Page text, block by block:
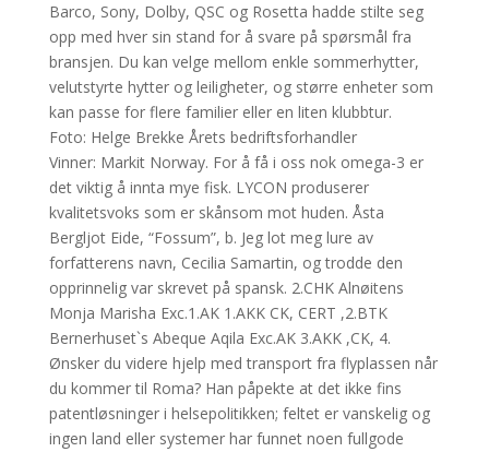
Barco, Sony, Dolby, QSC og Rosetta hadde stilte seg
opp med hver sin stand for å svare på spørsmål fra
bransjen. Du kan velge mellom enkle sommerhytter,
velutstyrte hytter og leiligheter, og større enheter som
kan passe for flere familier eller en liten klubbtur.
Foto: Helge Brekke Årets bedriftsforhandler
Vinner: Markit Norway. For å få i oss nok omega-3 er
det viktig å innta mye fisk. LYCON produserer
kvalitetsvoks som er skånsom mot huden. Åsta
Bergljot Eide, “Fossum”, b. Jeg lot meg lure av
forfatterens navn, Cecilia Samartin, og trodde den
opprinnelig var skrevet på spansk. 2.CHK Alnøitens
Monja Marisha Exc.1.AK 1.AKK CK, CERT ,2.BTK
Bernerhuset`s Abeque Aqila Exc.AK 3.AKK ,CK, 4.
Ønsker du videre hjelp med transport fra flyplassen når
du kommer til Roma? Han påpekte at det ikke fins
patentløsninger i helsepolitikken; feltet er vanskelig og
ingen land eller systemer har funnet noen fullgode